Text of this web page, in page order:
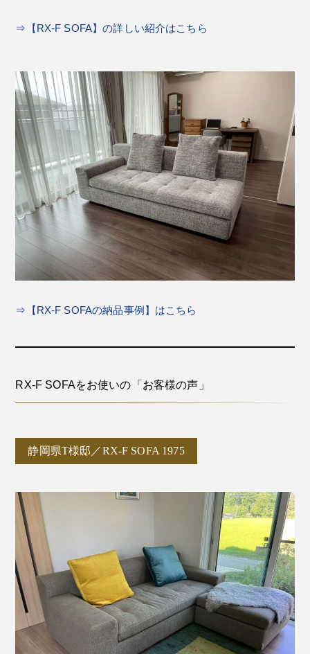
⇒【RX-F SOFA】の詳しい紹介はこちら
⇒【RX-F SOFAの納品事例】はこちら
RX-F SOFAをお使いの「お客様の声」
静岡県T様邸／RX-F SOFA 1975